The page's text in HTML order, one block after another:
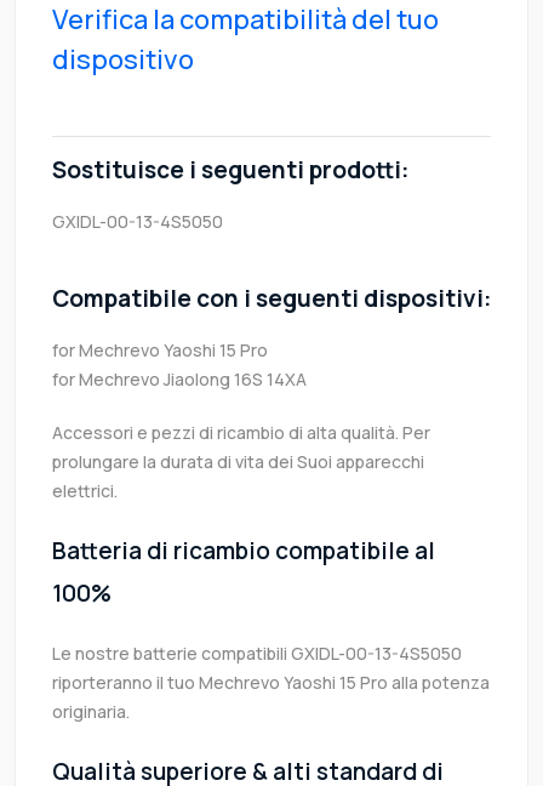
Verifica la compatibilità del tuo
dispositivo
Sostituisce i seguenti prodotti:
GXIDL-00-13-4S5050
Compatibile con i seguenti dispositivi:
for Mechrevo Yaoshi 15 Pro
for Mechrevo Jiaolong 16S 14XA
Accessori e pezzi di ricambio di alta qualità. Per
prolungare la durata di vita dei Suoi apparecchi
elettrici.
Batteria di ricambio compatibile al
100%
Le nostre batterie compatibili GXIDL-00-13-4S5050
riporteranno il tuo Mechrevo Yaoshi 15 Pro alla potenza
originaria.
Qualità superiore & alti standard di